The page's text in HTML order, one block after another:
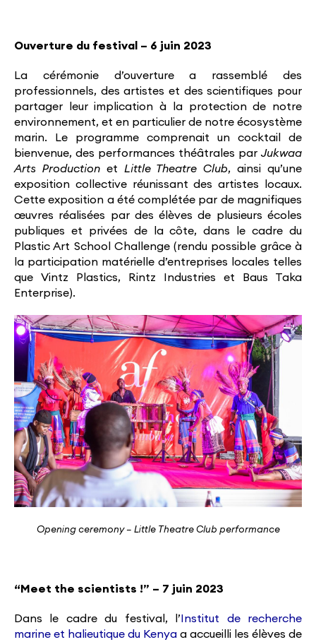
Ouverture du festival – 6 juin 2023
La cérémonie d’ouverture a rassemblé des
professionnels, des artistes et des scientifiques pour
partager leur implication à la protection de notre
environnement, et en particulier de notre écosystème
marin. Le programme comprenait un cocktail de
bienvenue, des performances théâtrales par Jukwaa
Arts Productionet Little Theatre Club, ainsi qu’une
exposition collective réunissant des artistes locaux.
Cette exposition a été complétée par de magnifiques
œuvres réalisées par des élèves de plusieurs écoles
publiques et privées de la côte, dans le cadre du
Plastic Art School Challenge (rendu possible grâce à
la participation matérielle d’entreprises locales telles
que Vintz Plastics, Rintz Industries et Baus Taka
Enterprise).
Opening ceremony – Little Theatre Club performance
“Meet the scientists !” – 7 juin 2023
Dans le cadre du festival, l’ Institut de recherche
marine et halieutique du Kenya a accueilli les élèves de